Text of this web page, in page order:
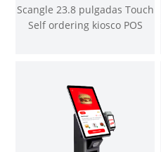
Scangle 23.8 pulgadas Touch
Self ordering kiosco POS